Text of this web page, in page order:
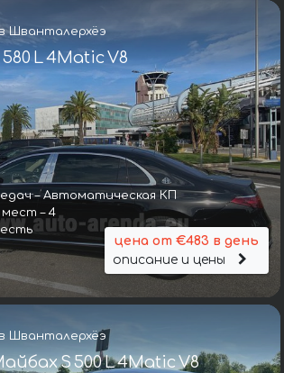
Шванталерхёэ
L 4Matic V8
– Автоматическая КП
– 4
цена от €483 в день
описание и цены
Шванталерхёэ
S 500 L 4Matic V8